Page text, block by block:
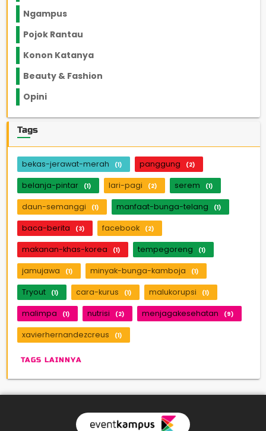
Ngampus
Pojok Rantau
Konon Katanya
Beauty & Fashion
Opini
Tags
bekas-jerawat-merah (1) panggung (2)
belanja-pintar (1) lari-pagi (2) serem (1)
daun-semanggi (1) manfaat-bunga-telang (1)
baca-berita (3) facebook (2)
makanan-khas-korea (1) tempegoreng (1)
jamujawa (1) minyak-bunga-kamboja (1)
Tryout (1) cara-kurus (1) malukorupsi (1)
malimpa (1) nutrisi (2) menjagakesehatan (9)
xavierhernandezcreus (1)
TAGS LAINNYA